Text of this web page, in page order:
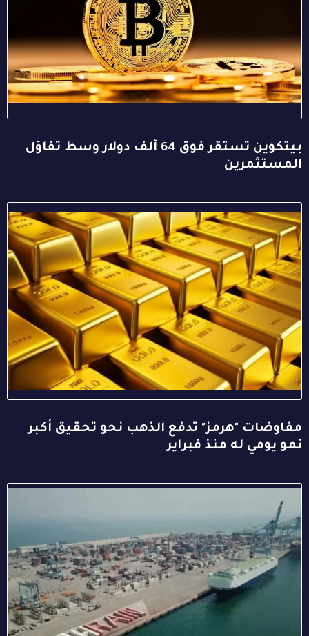
بيتكوين تستقر فوق 64 ألف دولار وسط تفاؤل
المستثمرين
مفاوضات "هرمز" تدفع الذهب نحو تحقيق أكبر
نمو يومي له منذ فبراير